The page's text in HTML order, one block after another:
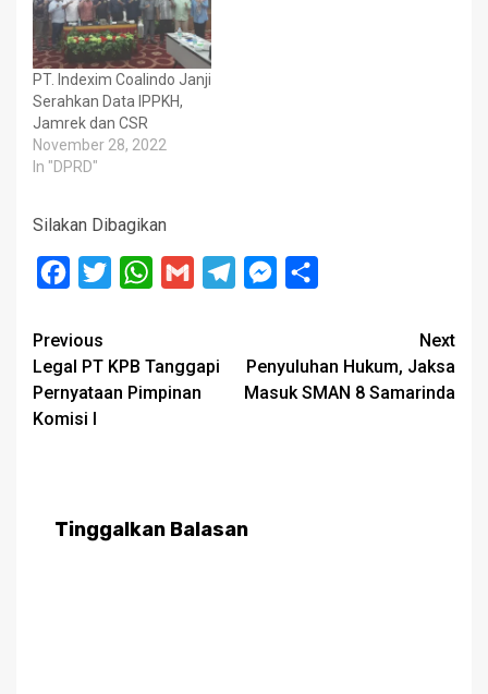
PT. Indexim Coalindo Janji
Serahkan Data IPPKH,
Jamrek dan CSR
November 28, 2022
In "DPRD"
Silakan Dibagikan
Facebook
Twitter WhatsApp
Gmail TelegramMessenger
Post
navigation
Previous
Legal PT KPB Tanggapi
Pernyataan Pimpinan
Komisi I
Next
Penyuluhan Hukum, Jaksa
Masuk SMAN 8 Samarinda
Tinggalkan Balasan